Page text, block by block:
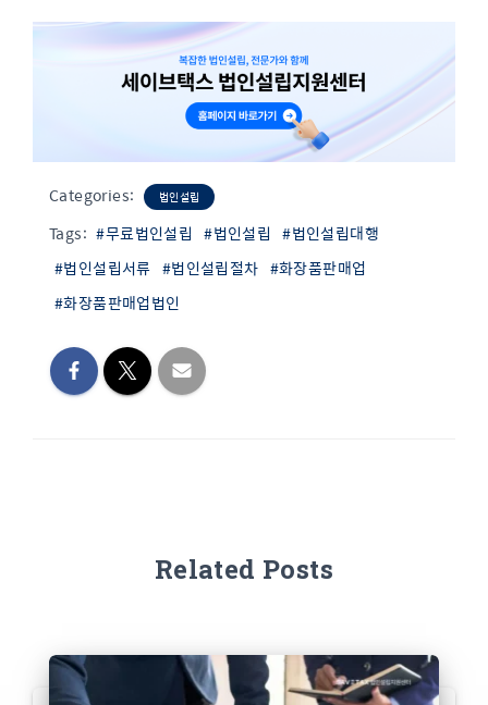
Categories: 법인설립
Tags: #무료법인설립 #법인설립 #법인설립대행
#법인설립서류 #법인설립절차 #화장품판매업
#화장품판매업법인
Related Posts